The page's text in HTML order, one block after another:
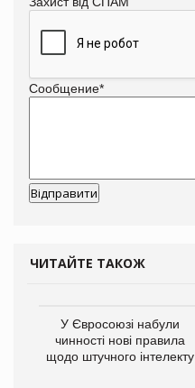
Сообщение*
ЧИТАЙТЕ ТАКОЖ
У Євросоюзі набули
чинності нові правила
щодо штучного інтелекту